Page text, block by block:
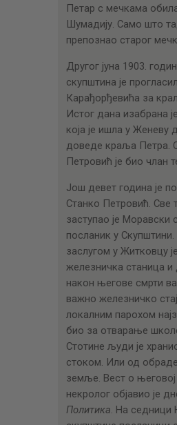
Петар с мечкама
Шумадију. Само што
препознао старог
Другог јуна 1903.
скупштина је
Карађорђевића за
Истог дана изабрана
која је ишла у Женеву
доведе краља Петра.
Петровић је био члан
Још девет година је
Станко Петровић. Све
заступао је Моравски
посланик у
заслугом у Житковцу
железничка станица и
након његове смрти
важно железничко
локалним парохом
био за отварање
Стотине људи је
стоком. Или од
земље. Вест о његовој
некролог објавио је
Политика. На седници